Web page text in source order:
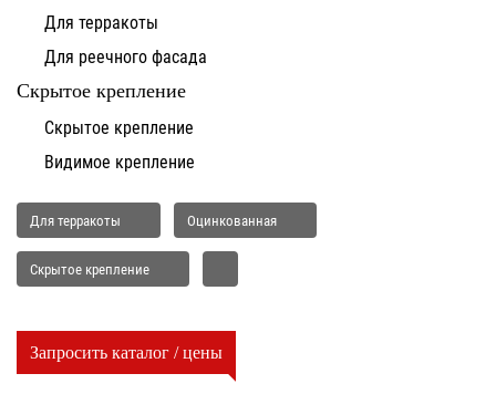
Для терракоты
Для реечного фасада
Скрытое крепление
Скрытое крепление
Видимое крепление
Для терракоты Оцинкованная
Скрытое крепление
Запросить каталог / цены